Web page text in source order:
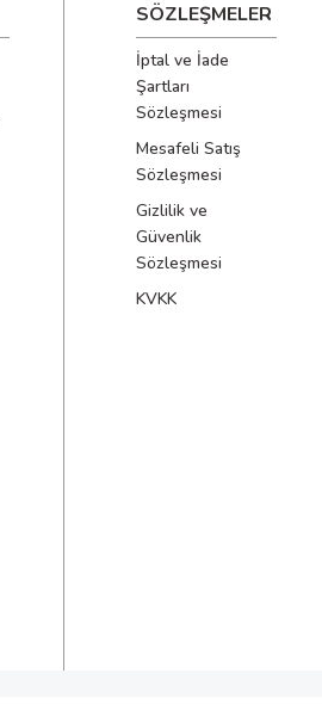
SÖZLEŞMELER
İptal ve İade
Şartları
Sözleşmesi
Mesafeli Satış
Sözleşmesi
Gizlilik ve
Güvenlik
Sözleşmesi
KVKK